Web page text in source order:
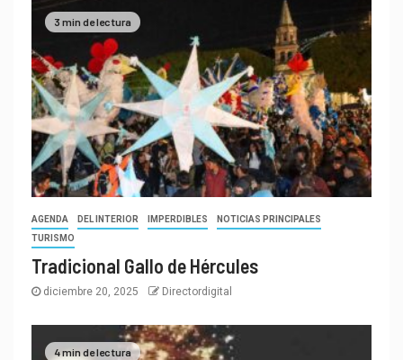
3 min de lectura
AGENDA DEL INTERIOR IMPERDIBLES
NOTICIAS PRINCIPALES
TURISMO
Tradicional Gallo de Hércules
diciembre 20, 2025 Directordigital
4 min de lectura